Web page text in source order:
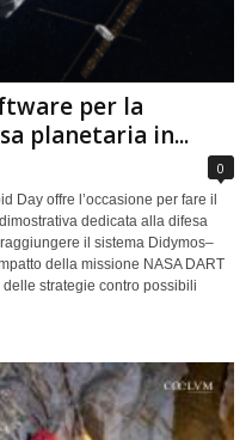
per la
planetaria in...
0
Day offre l’occasione per fare il
dedicata alla difesa
il sistema Didymos–
della missione NASA DART
strategie contro possibili